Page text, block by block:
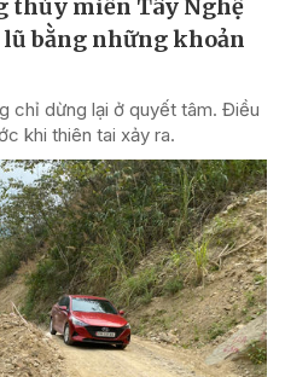
thủy miền Tây Nghệ
bằng những khoản
chỉ dừng lại ở quyết tâm. Điều
khi thiên tai xảy ra.